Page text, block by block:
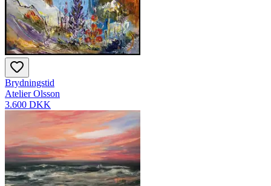
Brydningstid
Atelier Olsson
3.600 DKK